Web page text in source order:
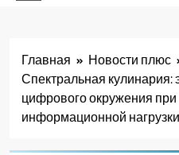
Главная
Новости плюс
Спектральная
цифрового окружения при
информационной нагрузки